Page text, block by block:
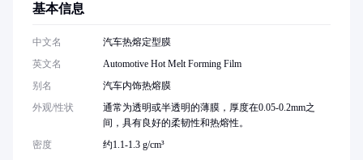
基本信息
中文名
汽车热熔定型膜
英文名
Automotive Hot Melt Forming Film
别名
汽车内饰热熔膜
外观/性状
通常为透明或半透明的薄膜，厚度在0.05-0.2mm之
间，具有良好的柔韧性和热熔性。
密度
约1.1-1.3 g/cm³